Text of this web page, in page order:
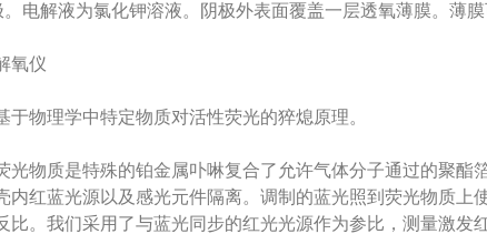
电解液为氯化钾溶液。阴极外表面覆盖一层透氧薄膜。薄
氧仪
物理学中特定物质对活性荧光的猝熄原理。
质是特殊的铂金属卟啉复合了允许气体分子通过的聚酯
内红蓝光源以及感光元件隔离。调制的蓝光照到荧光物质
比。我们采用了与蓝光同步的红光光源作为参比，测量激